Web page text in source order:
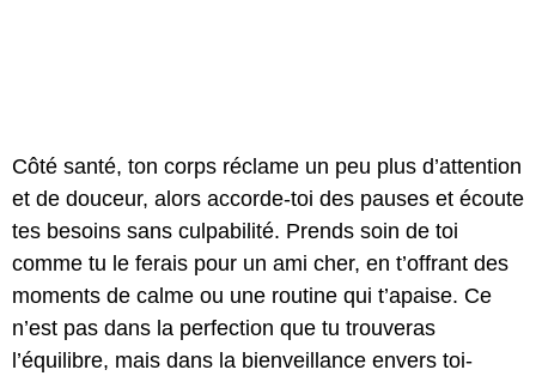
Côté santé, ton corps réclame un peu plus d’attention
et de douceur, alors accorde-toi des pauses et écoute
tes besoins sans culpabilité. Prends soin de toi
comme tu le ferais pour un ami cher, en t’offrant des
moments de calme ou une routine qui t’apaise. Ce
n’est pas dans la perfection que tu trouveras
l’équilibre, mais dans la bienveillance envers toi-